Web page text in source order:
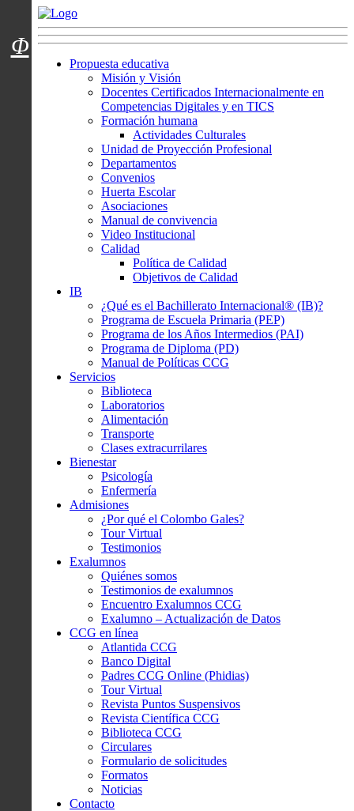
Menú usuarios
Propuesta educativa
Misión y Visión
Docentes Certificados Internacionalmente en
Competencias Digitales y en TICS
Formación humana
Actividades Culturales
Unidad de Proyección Profesional
Departamentos
Convenios
Huerta Escolar
Asociaciones
Manual de convivencia
Video Institucional
Calidad
Política de Calidad
Objetivos de Calidad
IB
¿Qué es el Bachillerato Internacional® (IB)?
Programa de Escuela Primaria (PEP)
Programa de los Años Intermedios (PAI)
Programa de Diploma (PD)
Manual de Políticas CCG
Servicios
Biblioteca
Laboratorios
Alimentación
Transporte
Clases extracurrilares
Bienestar
Psicología
Enfermería
Admisiones
¿Por qué el Colombo Gales?
Tour Virtual
Testimonios
Exalumnos
Quiénes somos
Testimonios de exalumnos
Encuentro Exalumnos CCG
Exalumno – Actualización de Datos
CCG en línea
Atlantida CCG
Banco Digital
Padres CCG Online (Phidias)
Tour Virtual
Revista Puntos Suspensivos
Revista Científica CCG
Biblioteca CCG
Circulares
Formulario de solicitudes
Formatos
Noticias
Contacto
Φ